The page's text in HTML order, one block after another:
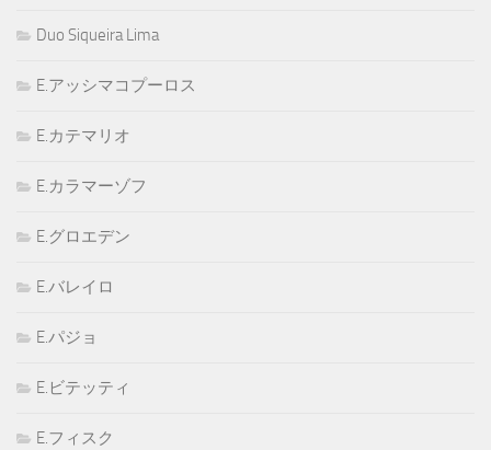
Duo Siqueira Lima
E.アッシマコプーロス
E.カテマリオ
E.カラマーゾフ
E.グロエデン
E.バレイロ
E.パジョ
E.ビテッティ
E.フィスク